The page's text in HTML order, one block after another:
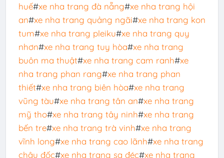
huế#xe nha trang đà nẵng#xe nha trang hội
an#xe nha trang quảng ngãi#xe nha trang kon
tum#xe nha trang pleiku#xe nha trang quy
nhơn#xe nha trang tuy hòa#xe nha trang
buôn ma thuật#xe nha trang cam ranh#xe
nha trang phan rang#xe nha trang phan
thiết#xe nha trang biên hòa#xe nha trang
vũng tàu#xe nha trang tân an#xe nha trang
mỹ tho#xe nha trang tây ninh#xe nha trang
bến tre#xe nha trang trà vinh#xe nha trang
vĩnh long#xe nha trang cao lãnh#xe nha trang
châu đốc#xe nha trang sa đéc#xe nha trang